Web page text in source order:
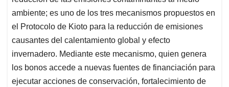
ambiente; es uno de los tres mecanismos propuestos en
el Protocolo de Kioto para la reducción de emisiones
causantes del calentamiento global y efecto
invernadero. Mediante este mecanismo, quien genera
los bonos accede a nuevas fuentes de financiación para
ejecutar acciones de conservación, fortalecimiento de